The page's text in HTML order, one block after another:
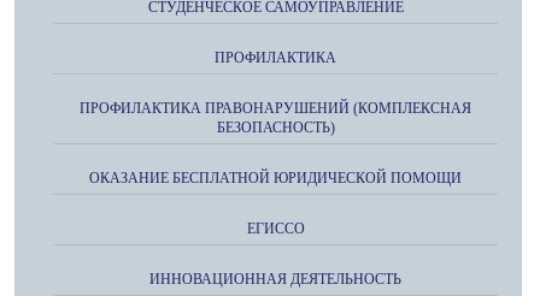
СТУДЕНЧЕСКОЕ САМОУПРАВЛЕНИЕ
ПРОФИЛАКТИКА
ПРОФИЛАКТИКА ПРАВОНАРУШЕНИЙ (КОМПЛЕКСНАЯ
БЕЗОПАСНОСТЬ)
ОКАЗАНИЕ БЕСПЛАТНОЙ ЮРИДИЧЕСКОЙ ПОМОЩИ
ЕГИССО
ИННОВАЦИОННАЯ ДЕЯТЕЛЬНОСТЬ